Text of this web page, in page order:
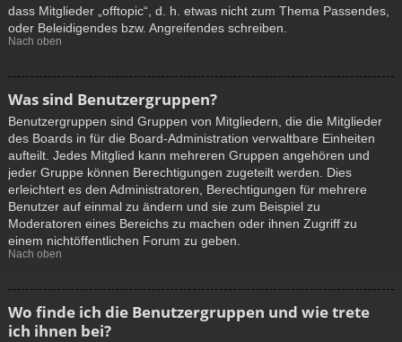
dass Mitglieder „offtopic“, d. h. etwas nicht zum Thema Passendes,
oder Beleidigendes bzw. Angreifendes schreiben.
Nach oben
Was sind Benutzergruppen?
Benutzergruppen sind Gruppen von Mitgliedern, die die Mitglieder
des Boards in für die Board-Administration verwaltbare Einheiten
aufteilt. Jedes Mitglied kann mehreren Gruppen angehören und
jeder Gruppe können Berechtigungen zugeteilt werden. Dies
erleichtert es den Administratoren, Berechtigungen für mehrere
Benutzer auf einmal zu ändern und sie zum Beispiel zu
Moderatoren eines Bereichs zu machen oder ihnen Zugriff zu
einem nichtöffentlichen Forum zu geben.
Nach oben
Wo finde ich die Benutzergruppen und wie trete
ich ihnen bei?